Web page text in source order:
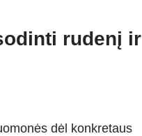
rudenį ir
dėl konkretaus